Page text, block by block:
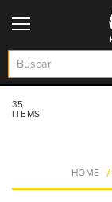
HOME
35
ITEMS